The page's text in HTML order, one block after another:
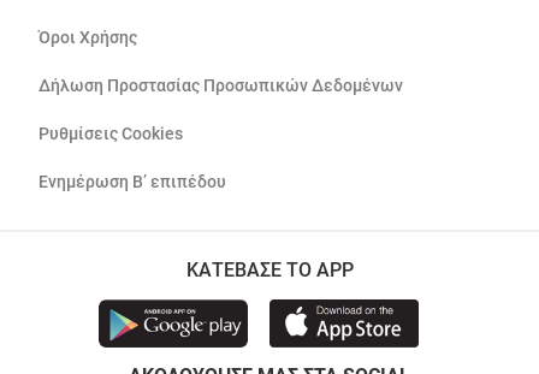
Όροι Χρήσης
Δήλωση Προστασίας Προσωπικών Δεδομένων
Ρυθμίσεις Cookies
Ενημέρωση Β’ επιπέδου
ΚΑΤΕΒΑΣΕ ΤΟ APP